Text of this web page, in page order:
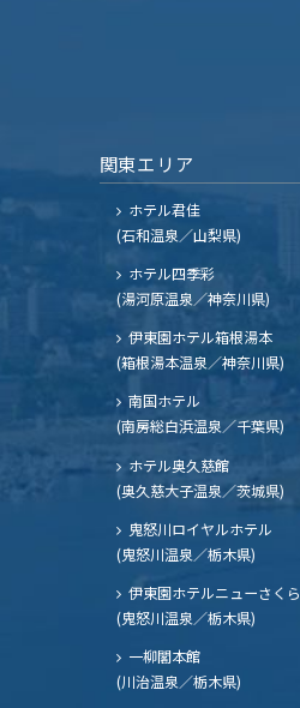
関東エリア
ホテル君佳
(石和温泉／山梨県)
ホテル四季彩
(湯河原温泉／神奈川県)
伊東園ホテル箱根湯本
(箱根湯本温泉／神奈川県)
南国ホテル
(南房総白浜温泉／千葉県)
ホテル奥久慈館
(奥久慈大子温泉／茨城県)
鬼怒川ロイヤルホテル
(鬼怒川温泉／栃木県)
伊東園ホテルニューさくら
(鬼怒川温泉／栃木県)
一柳閣本館
(川治温泉／栃木県)